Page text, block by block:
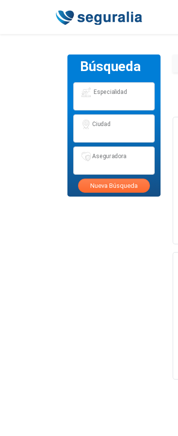
Búsqueda
Especialidad
Ciudad
Aseguradora
Nueva Búsqueda